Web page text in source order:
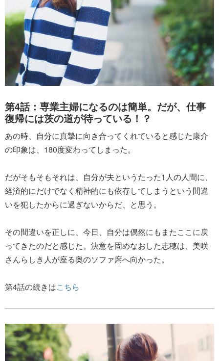
第4話：専業主婦になるのは簡単。だが、仕事
復帰には茨の道が待っている！？
あの時、自分に真摯に向き合ってくれていると感じた康介
の印象は、180度変わってしまった。
だがそもそもそれは、自分が夫というたった1人の人間に、
経済的にだけでなく精神的にも依存してしまうという間違
いを犯したからに過ぎないからだ、と思う。
その間違いを正しに、今日、自分は偶然にもまたここに戻
ってきたのだと感じた。決意を固めなおした志穂は、美咲
さんらしき人が座る奥のソファ席へ向かった。
第4話の続きはこちら